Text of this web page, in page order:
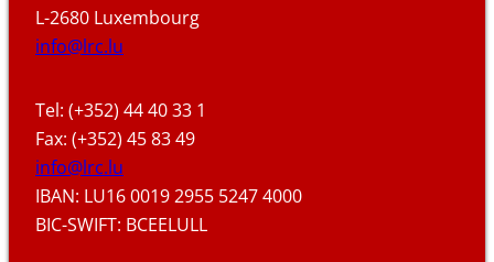
L-2680 Luxembourg
info@lrc.lu
Tel: (+352) 44 40 33 1
Fax: (+352) 45 83 49
info@lrc.lu
IBAN: LU16 0019 2955 5247 4000
BIC-SWIFT: BCEELULL